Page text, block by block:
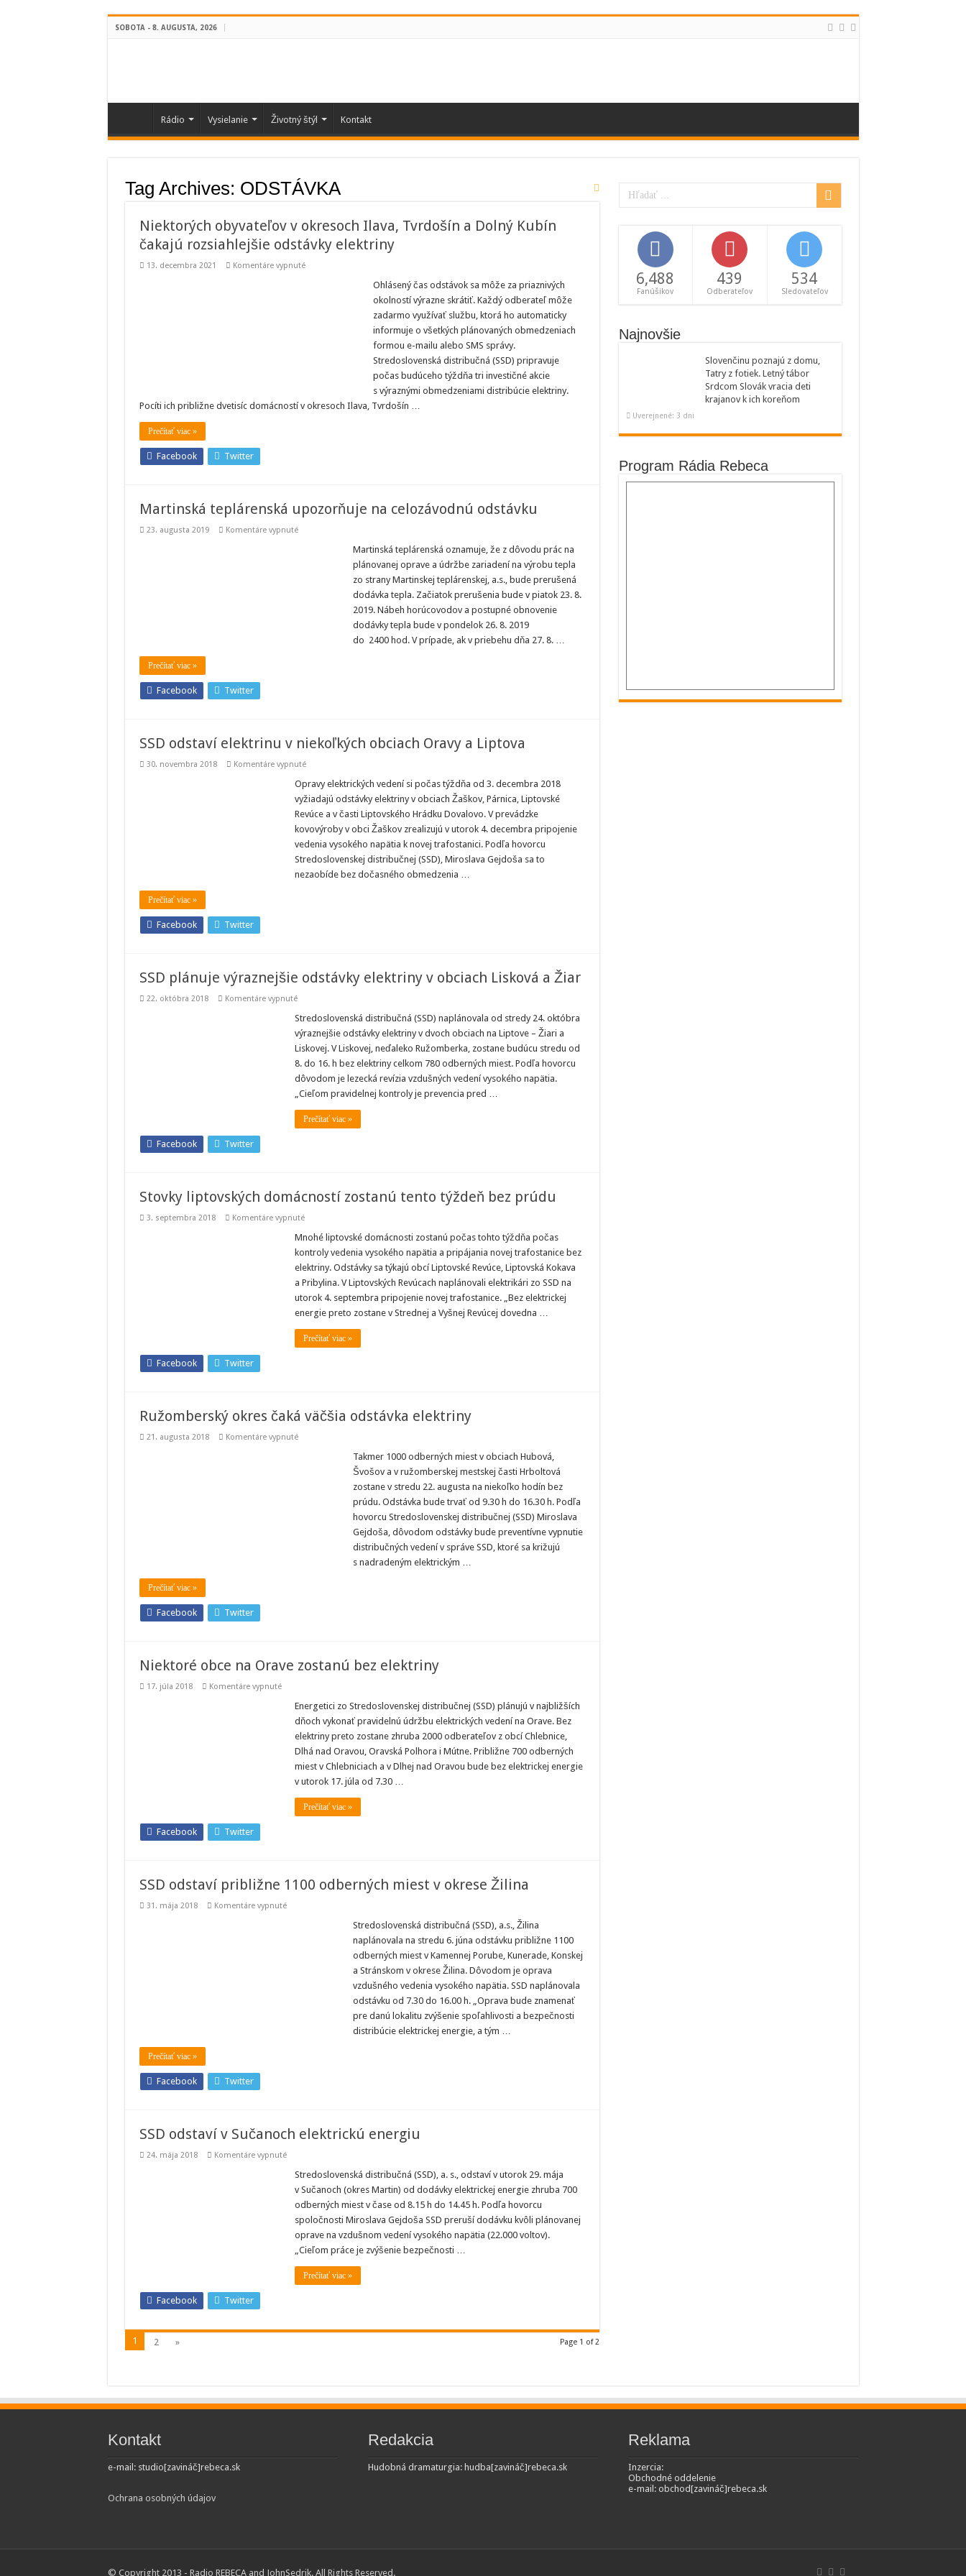
SOBOTA - 8. AUGUSTA, 2026
Rádio Vysielanie Životný štýl Kontakt
Tag Archives: ODSTÁVKA
Niektorých obyvateľov v okresoch Ilava, Tvrdošín a Dolný Kubín
čakajú rozsiahlejšie odstávky elektriny
13. decembra 2021 Komentáre vypnuténa
Ohlásený čas odstávok sa môže za priaznivých
okolností výrazne skrátiť. Každý odberateľ môže
zadarmo využívať službu, ktorá ho automaticky
informuje o všetkých plánovaných obmedzeniach
formou e-mailu alebo SMS správy.
Stredoslovenská distribučná (SSD) pripravuje
počas budúceho týždňa tri investičné akcie
s výraznými obmedzeniami distribúcie elektriny.
Pocíti ich približne dvetisíc domácností v okresoch Ilava, Tvrdošín …
Prečítať viac »
Facebook Twitter
Martinská teplárenská upozorňuje na celozávodnú odstávku
23. augusta 2019 Komentáre vypnuténa
Martinská teplárenská oznamuje, že z dôvodu prác na
plánovanej oprave a údržbe zariadení na výrobu tepla
zo strany Martinskej teplárenskej, a.s., bude prerušená
dodávka tepla. Začiatok prerušenia bude v piatok 23. 8.
2019. Nábeh horúcovodov a postupné obnovenie
dodávky tepla bude v pondelok 26. 8. 2019
do 2400 hod. V prípade, ak v priebehu dňa 27. 8. …
Prečítať viac »
Facebook Twitter
SSD odstaví elektrinu v niekoľkých obciach Oravy a Liptova
30. novembra 2018 Komentáre vypnuténa
odstaví
elektrinu
v
niekoľkých
obciach
Oravy
a
Liptova
Opravy elektrických vedení si počas týždňa od 3. decembra 2018
vyžiadajú odstávky elektriny v obciach Žaškov, Párnica, Liptovské
Revúce a v časti Liptovského Hrádku Dovalovo. V prevádzke
kovovýroby v obci Žaškov zrealizujú v utorok 4. decembra pripojenie
vedenia vysokého napätia k novej trafostanici. Podľa hovorcu
Stredoslovenskej distribučnej (SSD), Miroslava Gejdoša sa to
nezaobíde bez dočasného obmedzenia …
Prečítať viac »
Facebook Twitter
SSD plánuje výraznejšie odstávky elektriny v obciach Lisková a Žiar
22. októbra 2018 Komentáre vypnuténa
plánuje
odstávky
elektriny
v
obciach
Lisková
a
Žiar
Stredoslovenská distribučná (SSD) naplánovala od stredy 24. októbra
výraznejšie odstávky elektriny v dvoch obciach na Liptove – Žiari a
Liskovej. V Liskovej, neďaleko Ružomberka, zostane budúcu stredu od
8. do 16. h bez elektriny celkom 780 odberných miest. Podľa hovorcu
dôvodom je lezecká revízia vzdušných vedení vysokého napätia.
„Cieľom pravidelnej kontroly je prevencia pred …
Prečítať viac »
Facebook Twitter
Stovky liptovských domácností zostanú tento týždeň bez prúdu
3. septembra 2018 Komentáre vypnuténa
liptovských
domácností
zostanú
tento
týždeň
bez
prúdu
Mnohé liptovské domácnosti zostanú počas tohto týždňa počas
kontroly vedenia vysokého napätia a pripájania novej trafostanice bez
elektriny. Odstávky sa týkajú obcí Liptovské Revúce, Liptovská Kokava
a Pribylina. V Liptovských Revúcach naplánovali elektrikári zo SSD na
utorok 4. septembra pripojenie novej trafostanice. „Bez elektrickej
energie preto zostane v Strednej a Vyšnej Revúcej dovedna …
Prečítať viac »
Facebook Twitter
Ružomberský okres čaká väčšia odstávka elektriny
21. augusta 2018 Komentáre vypnuténa
Takmer 1000 odberných miest v obciach Hubová,
Švošov a v ružomberskej mestskej časti Hrboltová
zostane v stredu 22. augusta na niekoľko hodín bez
prúdu. Odstávka bude trvať od 9.30 h do 16.30 h. Podľa
hovorcu Stredoslovenskej distribučnej (SSD) Miroslava
Gejdoša, dôvodom odstávky bude preventívne vypnutie
distribučných vedení v správe SSD, ktoré sa križujú
s nadradeným elektrickým …
Prečítať viac »
Facebook Twitter
Niektoré obce na Orave zostanú bez elektriny
17. júla 2018 Komentáre vypnuténa
obce
Orave
zostanú
elektriny
Energetici zo Stredoslovenskej distribučnej (SSD) plánujú v najbližších
dňoch vykonať pravidelnú údržbu elektrických vedení na Orave. Bez
elektriny preto zostane zhruba 2000 odberateľov z obcí Chlebnice,
Dlhá nad Oravou, Oravská Polhora i Mútne. Približne 700 odberných
miest v Chlebniciach a v Dlhej nad Oravou bude bez elektrickej energie
v utorok 17. júla od 7.30 …
Prečítať viac »
Facebook Twitter
SSD odstaví približne 1100 odberných miest v okrese Žilina
31. mája 2018 Komentáre vypnuténa
Stredoslovenská distribučná (SSD), a.s., Žilina
naplánovala na stredu 6. júna odstávku približne 1100
odberných miest v Kamennej Porube, Kunerade, Konskej
a Stránskom v okrese Žilina. Dôvodom je oprava
vzdušného vedenia vysokého napätia. SSD naplánovala
odstávku od 7.30 do 16.00 h. „Oprava bude znamenať
pre danú lokalitu zvýšenie spoľahlivosti a bezpečnosti
distribúcie elektrickej energie, a tým …
Prečítať viac »
Facebook Twitter
SSD odstaví v Sučanoch elektrickú energiu
24. mája 2018 Komentáre vypnuténa
odstaví
Sučanoch
elektrickú
energiu
Stredoslovenská distribučná (SSD), a. s., odstaví v utorok 29. mája
v Sučanoch (okres Martin) od dodávky elektrickej energie zhruba 700
odberných miest v čase od 8.15 h do 14.45 h. Podľa hovorcu
spoločnosti Miroslava Gejdoša SSD preruší dodávku kvôli plánovanej
oprave na vzdušnom vedení vysokého napätia (22.000 voltov).
„Cieľom práce je zvýšenie bezpečnosti …
Prečítať viac »
Facebook Twitter
Page 1 of 2
1 2 »
6,488
Fanúšikov
439
Odberateľov
534
Sledovateľov
Najnovšie
Slovenčinu poznajú z domu,
Tatry z fotiek. Letný tábor
Srdcom Slovák vracia deti
krajanov k ich koreňom
Uverejnené: 3 dni
Program Rádia Rebeca
Kontakt
e-mail: studio[zavináč]rebeca.sk
Ochrana osobných údajov
Redakcia
Hudobná dramaturgia: hudba[zavináč]rebeca.sk
Reklama
Inzercia:
Obchodné oddelenie
e-mail: obchod[zavináč]rebeca.sk
© Copyright 2013 - Radio REBECA and JohnSedrik. All Rights Reserved.